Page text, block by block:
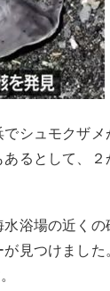
シュモクザ
るとして、
浴場の近くの
見つけまし